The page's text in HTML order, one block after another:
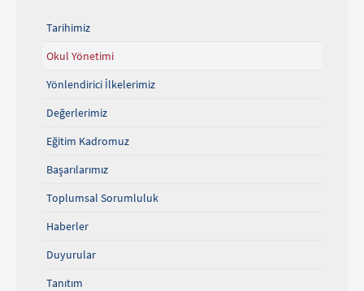
Tarihimiz
Okul Yönetimi
Yönlendirici İlkelerimiz
Değerlerimiz
Eğitim Kadromuz
Başarılarımız
Toplumsal Sorumluluk
Haberler
Duyurular
Tanıtım